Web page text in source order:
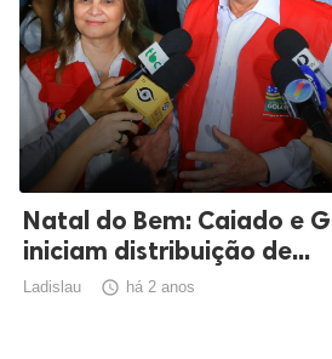
Natal do Bem: Caiado e
iniciam distribuição de...
Ladislau  há 2 anos